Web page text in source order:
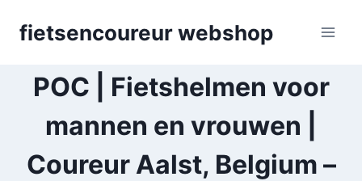
fietsencoureur webshop
POC | Fietshelmen voor
mannen en vrouwen |
Coureur Aalst, Belgium –